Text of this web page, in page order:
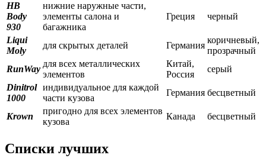
HB
Body
930
нижние наружные части,
элементы салона и
багажника
Греция черный
Liqui
Moly
для скрытых деталей Германия
коричневый,
прозрачный
RunWay
для всех металлических
элементов
Китай,
Россия
серый
Dinitrol
1000
индивидуальное для каждой
части кузова
Германия бесцветный
Krown
пригодно для всех элементов
кузова
Канада бесцветный
Списки лучших